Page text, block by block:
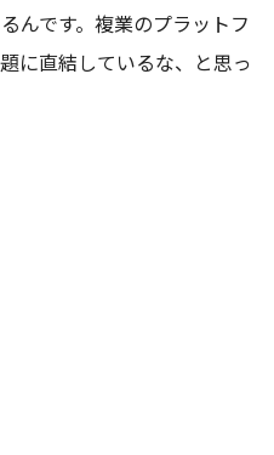
んです。複業のプラットフ
に直結しているな、と思っ